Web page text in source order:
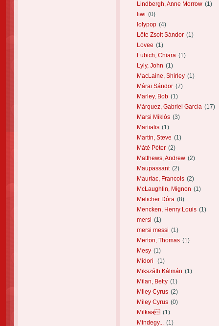
Lindbergh, Anne Morrow (1)
liwi (0)
lolypop (4)
Lôte Zsolt Sándor (1)
Lovee (1)
Lubich, Chiara (1)
Lyly, John (1)
MacLaine, Shirley (1)
Márai Sándor (7)
Marley, Bob (1)
Márquez, Gabriel García (17)
Marsi Miklós (3)
Martialis (1)
Martin, Steve (1)
Máté Péter (2)
Matthews, Andrew (2)
Maupassant (2)
Mauriac, Francois (2)
McLaughlin, Mignon (1)
Melicher Dóra (8)
Mencken, Henry Louis (1)
mersi (1)
mersi messi (1)
Merton, Thomas (1)
Mesy (1)
Midori
(1)
Mikszáth Kálmán (1)
Milan, Betty (1)
Miley Cyrus (2)
Miley Cyrus (0)
Milkaa (1)
Mindegy...
(1)